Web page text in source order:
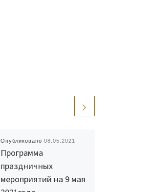
Опубликовано 08.05.2021
Программа
праздничных
мероприятий на 9 мая